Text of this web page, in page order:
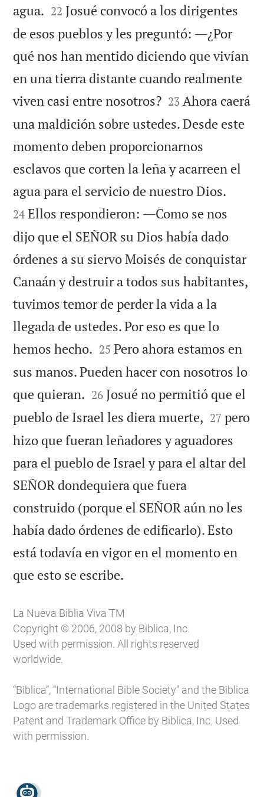
agua. 

22 Josué convocó a los dirigentes
de esos pueblos y les preguntó: ―¿Por
qué nos han mentido diciendo que vivían
en una tierra distante cuando realmente
viven casi entre nosotros?
23 Ahora caerá
una maldición sobre ustedes. Desde este
momento deben proporcionarnos
esclavos que corten la leña y acarreen el
agua para el servicio de nuestro Dios.
24 Ellos respondieron: ―Como se nos
dijo que el SEÑOR su Dios había dado
órdenes a su siervo Moisés de conquistar
Canaán y destruir a todos sus habitantes,
tuvimos temor de perder la vida a la
llegada de ustedes. Por eso es que lo
hemos hecho. 

25 Pero ahora estamos en
sus manos. Pueden hacer con nosotros lo
que quieran. 

26 Josué no permitió que el
pueblo de Israel les diera muerte, 

27 pero
hizo que fueran leñadores y aguadores
para el pueblo de Israel y para el altar del
SEÑOR dondequiera que fuera
construido (porque el SEÑOR aún no les
había dado órdenes de edificarlo). Esto
está todavía en vigor en el momento en
que esto se escribe.
La Nueva Biblia Viva TM
Copyright © 2006, 2008 by Biblica, Inc.
Used with permission. All rights reserved
worldwide.
“Biblica”, “International Bible Society” and the Biblica
Logo are trademarks registered in the United States
Patent and Trademark Office by Biblica, Inc. Used
with permission.